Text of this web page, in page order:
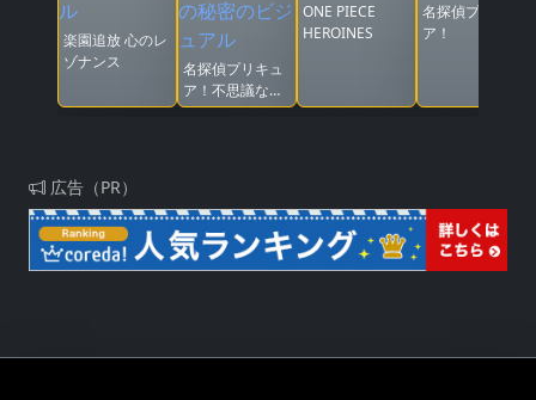
楽園追放 心のレ
ゾナンス
名探偵プリキュ
ア！不思議な庭
と2人の秘密
ONE PIECE
HEROINES
名探偵プリキュ
ア！
広告（PR）